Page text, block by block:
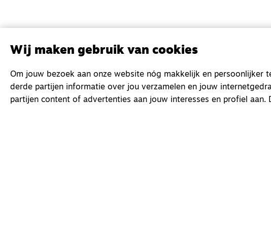
Wij maken gebruik van cookies
Om jouw bezoek aan onze website nóg makkelijk en persoonlijker
derde partijen informatie over jou verzamelen en jouw
partijen content of advertenties aan jouw interesses en profiel